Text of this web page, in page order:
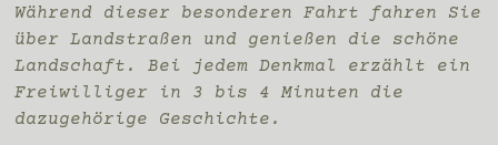
Während dieser besonderen Fahrt fahren Sie
über Landstraßen und genießen die schöne
Landschaft. Bei jedem Denkmal erzählt ein
Freiwilliger in 3 bis 4 Minuten die
dazugehörige Geschichte.